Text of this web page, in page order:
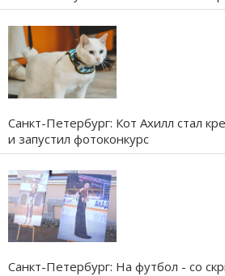
Санкт-Петербург: Кот Ахилл стал
и запустил фотоконкурс
Санкт-Петербург: На футбол - со